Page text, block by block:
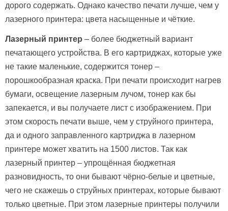
дорого содержать. Однако качество печати лучше, чем у
лазерного принтера: цвета насыщенные и чёткие.
Лазерный принтер – более бюджетный вариант
печатающего устройства. В его картриджах, которые уже
не такие маленькие, содержится тонер –
порошкообразная краска. При печати происходит нагрев
бумаги, освещение лазерным лучом, тонер как бы
запекается, и вы получаете лист с изображением. При
этом скорость печати выше, чем у струйного принтера,
да и одного заправленного картриджа в лазерном
принтере может хватить на 1500 листов. Так как
лазерный принтер – упрощённая бюджетная
разновидность, то они бывают чёрно-белые и цветные,
чего не скажешь о струйных принтерах, которые бывают
только цветные. При этом лазерные принтеры получили